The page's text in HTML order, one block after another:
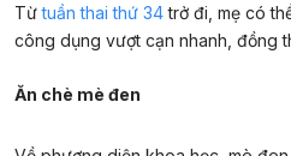
Từtuần thai thứ 34trở đi, mẹ có
công dụng vượt cạn nhanh, đồng
Ăn chè mè đen